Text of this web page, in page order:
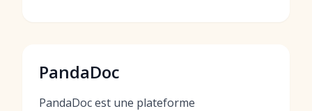
PandaDoc
PandaDoc est une plateforme